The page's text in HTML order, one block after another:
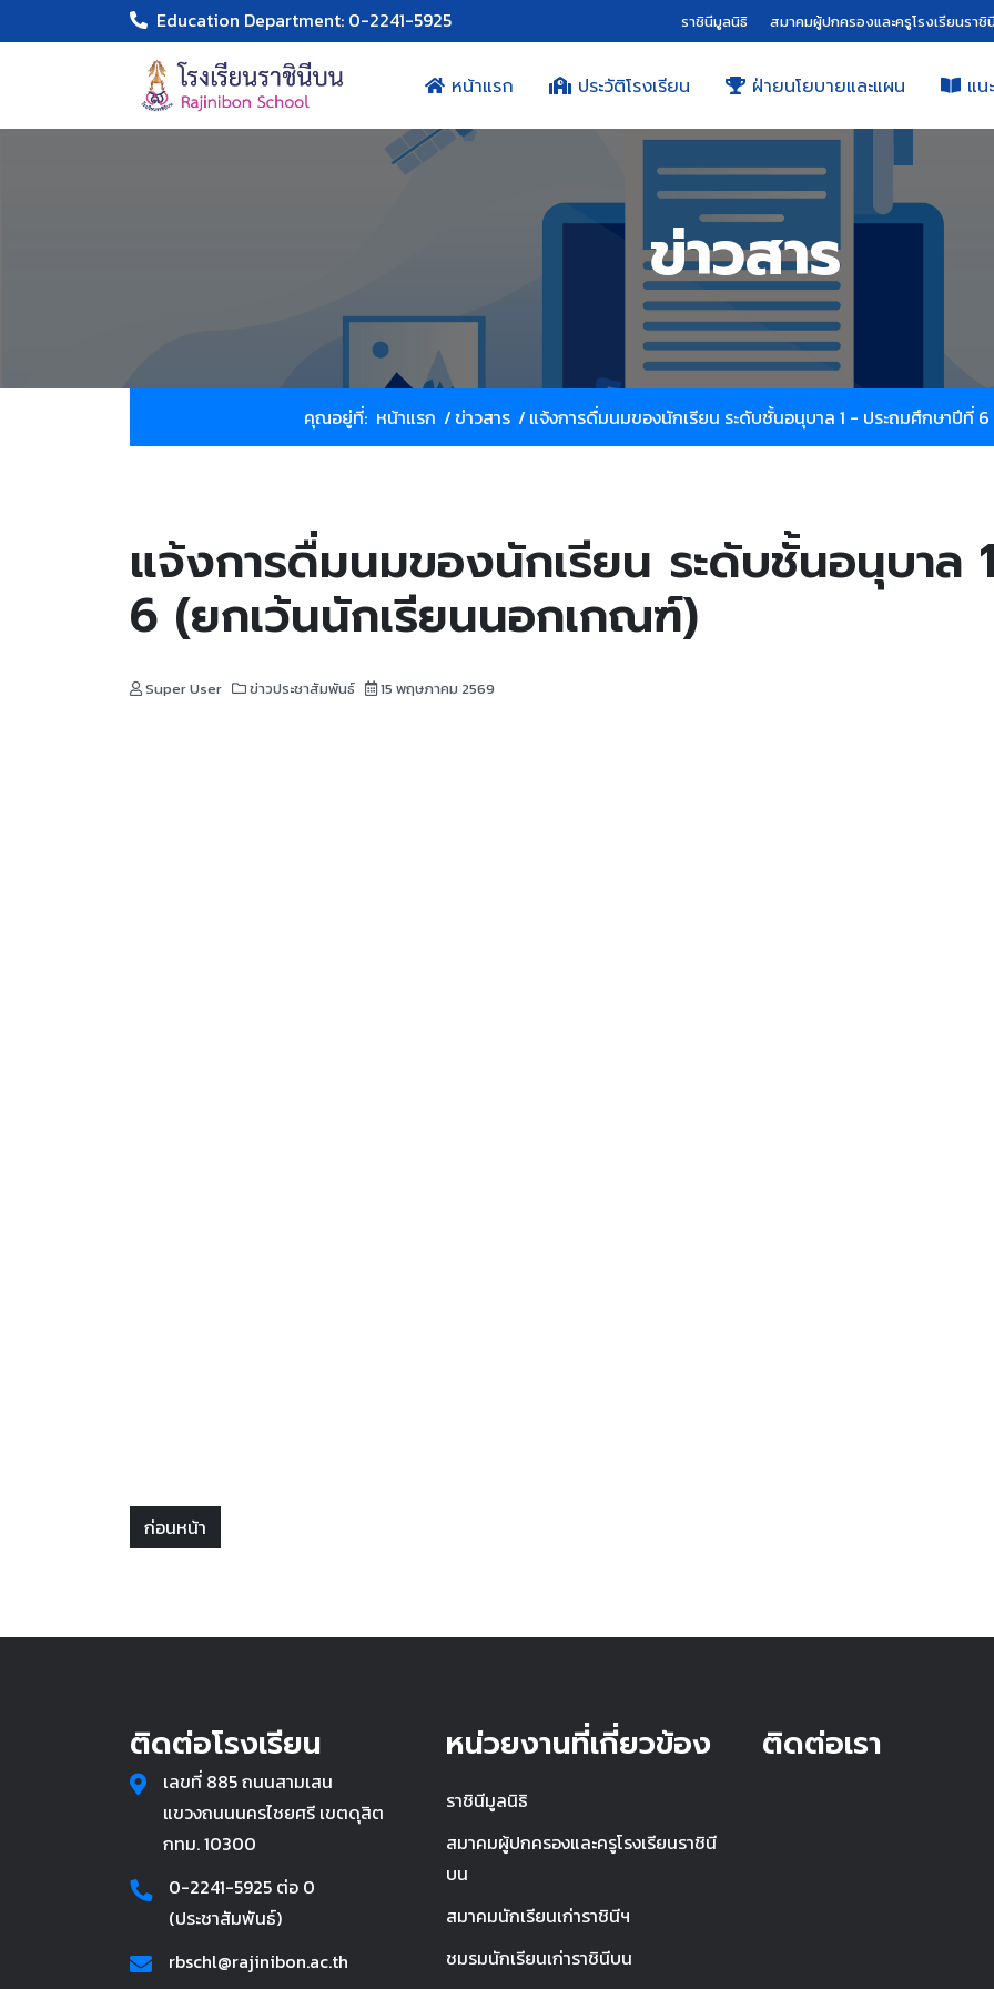
Education Department: 0-2241-5925 ราชินีมูลนิธิ สมาคมผู้ปกครองและครูโรงเรียนราชิ
หน้าแรก ประวัติโรงเรียน ฝ่ายนโยบายและแผน แน
ข่าวสาร
คุณอยู่ที่: หน้าแรก /ข่าวสาร / แจ้งการดื่มนมของนักเรียน ระดับชั้นอนุบาล 1 - ประถมศึกษาปีที่
แจ้งการดื่มนมของนักเรียน ระดับชั้นอนุบาล
6 (ยกเว้นนักเรียนนอกเกณฑ์)
Super User ข่าวประชาสัมพันธ์ 15 พฤษภาคม 2569
ก่อนหน้า
ติดต่อโรงเรียน
เลขที่ 885 ถนนสามเสน
แขวงถนนนครไชยศรี เขตดุสิต
กทม. 10300
0-2241-5925 ต่อ 0
(ประชาสัมพันธ์)
rbschl@rajinibon.ac.th
หน่วยงานที่เกี่ยวข้อง
ราชินีมูลนิธิ
สมาคมผู้ปกครองและครูโรงเรียนราชินี
บน
สมาคมนักเรียนเก่าราชินีฯ
ชมรมนักเรียนเก่าราชินีบน
ติดต่อเรา